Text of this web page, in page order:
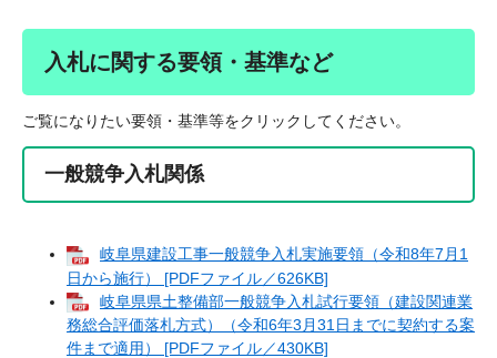
入札に関する要領・基準など
ご覧になりたい要領・基準等をクリックしてください。
一般競争入札関係
岐阜県建設工事一般競争入札実施要領（令和8年7月1
日から施行） [PDFファイル／626KB]
岐阜県県土整備部一般競争入札試行要領（建設関連業
務総合評価落札方式）（令和6年3月31日までに契約する案
件まで適用） [PDFファイル／430KB]